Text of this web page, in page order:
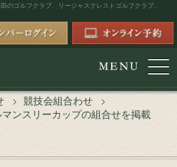
のゴルフクラブ、 リージャスクレストゴルフクラブ。
競技会組合わせ
ンスリーカップの組合せを掲載